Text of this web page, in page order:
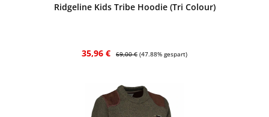
Ridgeline Kids Tribe Hoodie (Tri Colour)
Verkaufspreis:
35,96 € Regulärer Preis:
69,00 € (47.88% gespart)